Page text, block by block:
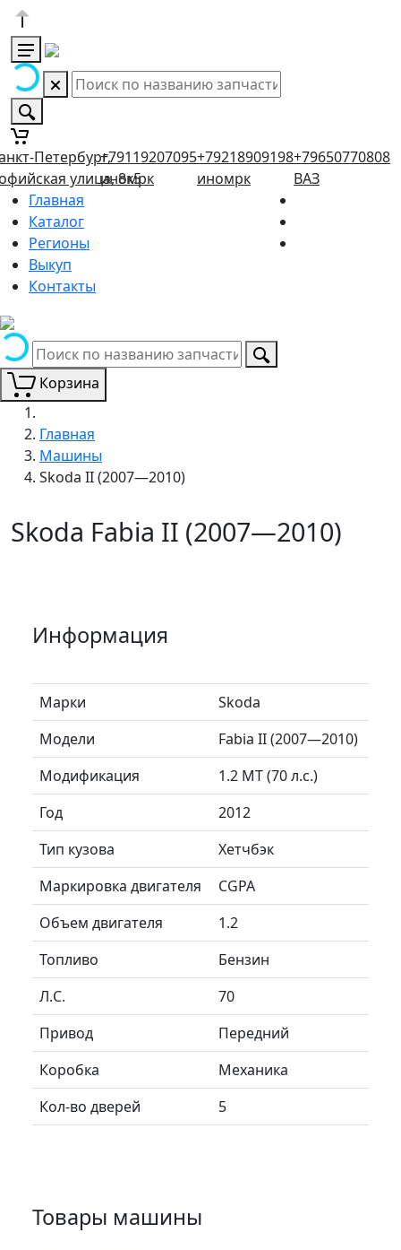
Петербург,
улица, 8к5
+79119207095
иномрк
+79218909198
иномрк
+79650770808
ВАЗ
Главная
Каталог
Регионы
Выкуп
Контакты
Корзина
Главная
Машины
Skoda II (2007—2010)
Skoda Fabia II (2007—2010)
Информация
Марки
Skoda
Модели
Fabia II (2007—2010)
Модификация
1.2 MT (70 л.с.)
Год
2012
Тип кузова
Хетчбэк
Маркировка двигателя
CGPA
Объем двигателя
1.2
Топливо
Бензин
Л.C.
70
Привод
Передний
Коробка
Механика
Кол-во дверей
5
Товары машины